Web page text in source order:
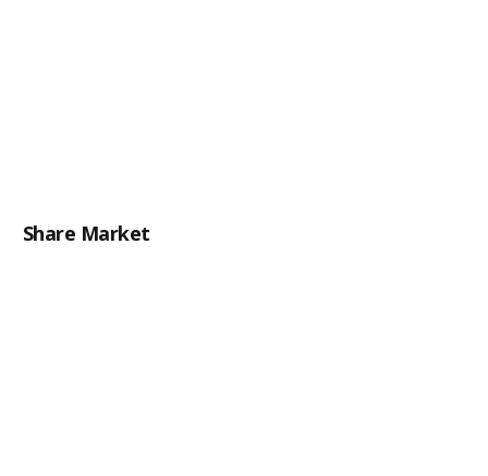
Share Market